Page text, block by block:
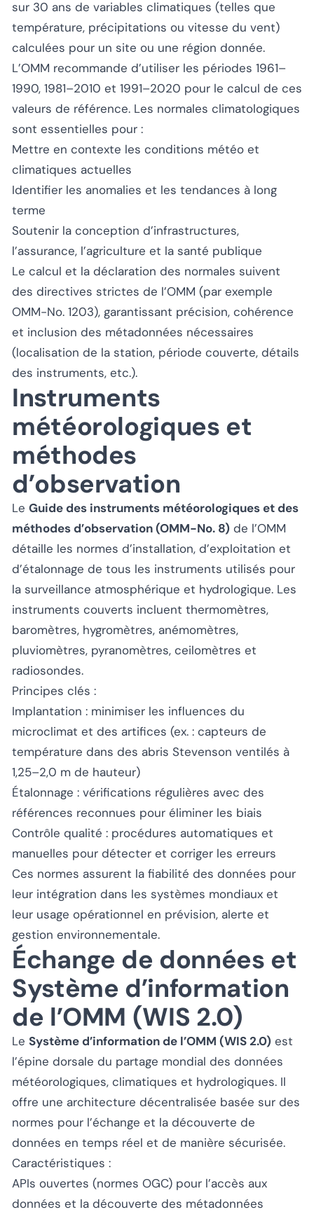
sur 30 ans de variables climatiques (telles que
température, précipitations ou vitesse du vent)
calculées pour un site ou une région donnée.
L’OMM recommande d’utiliser les périodes 1961–
1990, 1981–2010 et 1991–2020 pour le calcul de ces
valeurs de référence. Les normales climatologiques
sont essentielles pour :
Mettre en contexte les conditions météo et
climatiques actuelles
Identifier les anomalies et les tendances à long
terme
Soutenir la conception d’infrastructures,
l’assurance, l’agriculture et la santé publique
Le calcul et la déclaration des normales suivent
des directives strictes de l’OMM (par exemple
OMM-No. 1203), garantissant précision, cohérence
et inclusion des métadonnées nécessaires
(localisation de la station, période couverte, détails
des instruments, etc.).
Instruments
météorologiques et
méthodes
d’observation
Le Guide des instruments météorologiques et des
méthodes d’observation (OMM-No. 8) de l’OMM
détaille les normes d’installation, d’exploitation et
d’étalonnage de tous les instruments utilisés pour
la surveillance atmosphérique et hydrologique. Les
instruments couverts incluent thermomètres,
baromètres, hygromètres, anémomètres,
pluviomètres, pyranomètres, ceilomètres et
radiosondes.
Principes clés :
Implantation : minimiser les influences du
microclimat et des artifices (ex. : capteurs de
température dans des abris Stevenson ventilés à
1,25–2,0 m de hauteur)
Étalonnage : vérifications régulières avec des
références reconnues pour éliminer les biais
Contrôle qualité : procédures automatiques et
manuelles pour détecter et corriger les erreurs
Ces normes assurent la fiabilité des données pour
leur intégration dans les systèmes mondiaux et
leur usage opérationnel en prévision, alerte et
gestion environnementale.
Échange de données et
Système d’information
de l’OMM (WIS 2.0)
Le Système d’information de l’OMM (WIS 2.0) est
l’épine dorsale du partage mondial des données
météorologiques, climatiques et hydrologiques. Il
offre une architecture décentralisée basée sur des
normes pour l’échange et la découverte de
données en temps réel et de manière sécurisée.
Caractéristiques :
APIs ouvertes (normes OGC) pour l’accès aux
données et la découverte des métadonnées